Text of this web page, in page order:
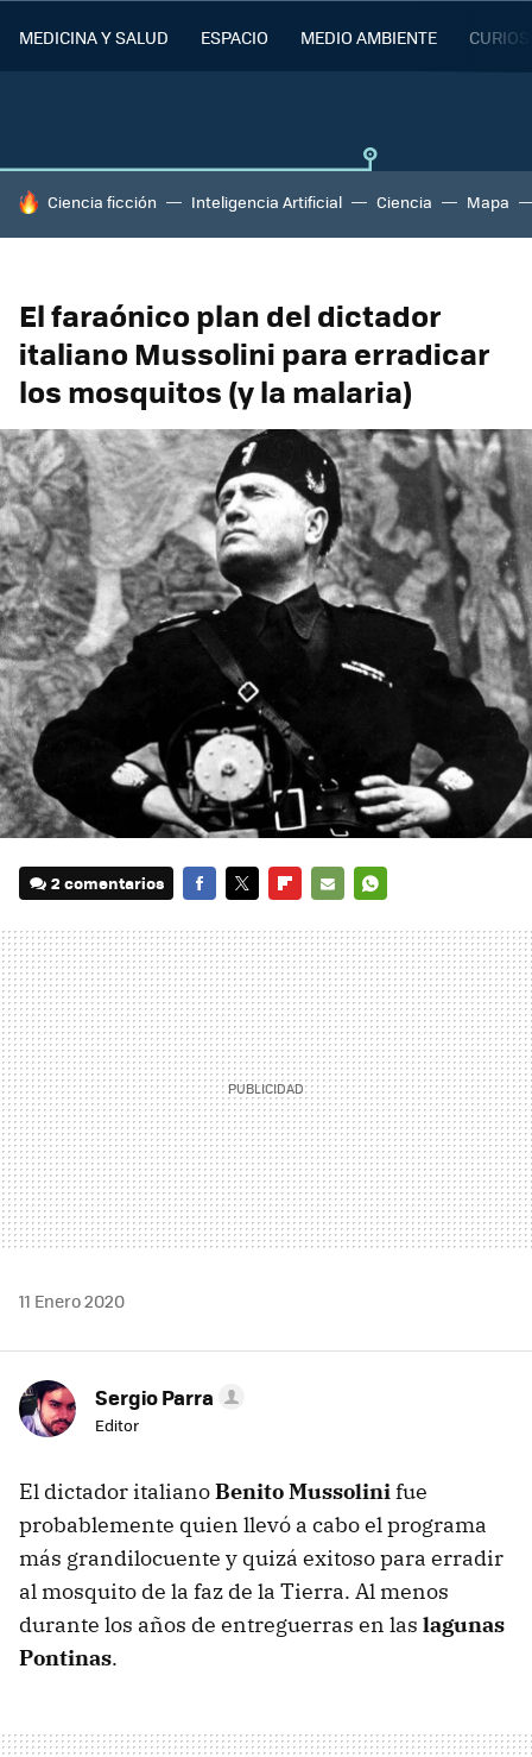
MEDICINA Y SALUD ESPACIO MEDIO AMBIENTE
HOY SE HABLA DE
Ciencia ficción Inteligencia Artificial Ciencia Mapa
El faraónico plan del dictador
italiano Mussolini para erradicar
los mosquitos (y la malaria)
2 comentarios
MAIL
11 Enero 2020
Sergio Parra
Editor
El dictador italianoBenito Mussolinifue
probablemente quien llevó a cabo el programa
más grandilocuente y quizá exitoso para erradir
al mosquito de la faz de la Tierra. Al menos
durante los años de entreguerras en las lagunas
Pontinas.